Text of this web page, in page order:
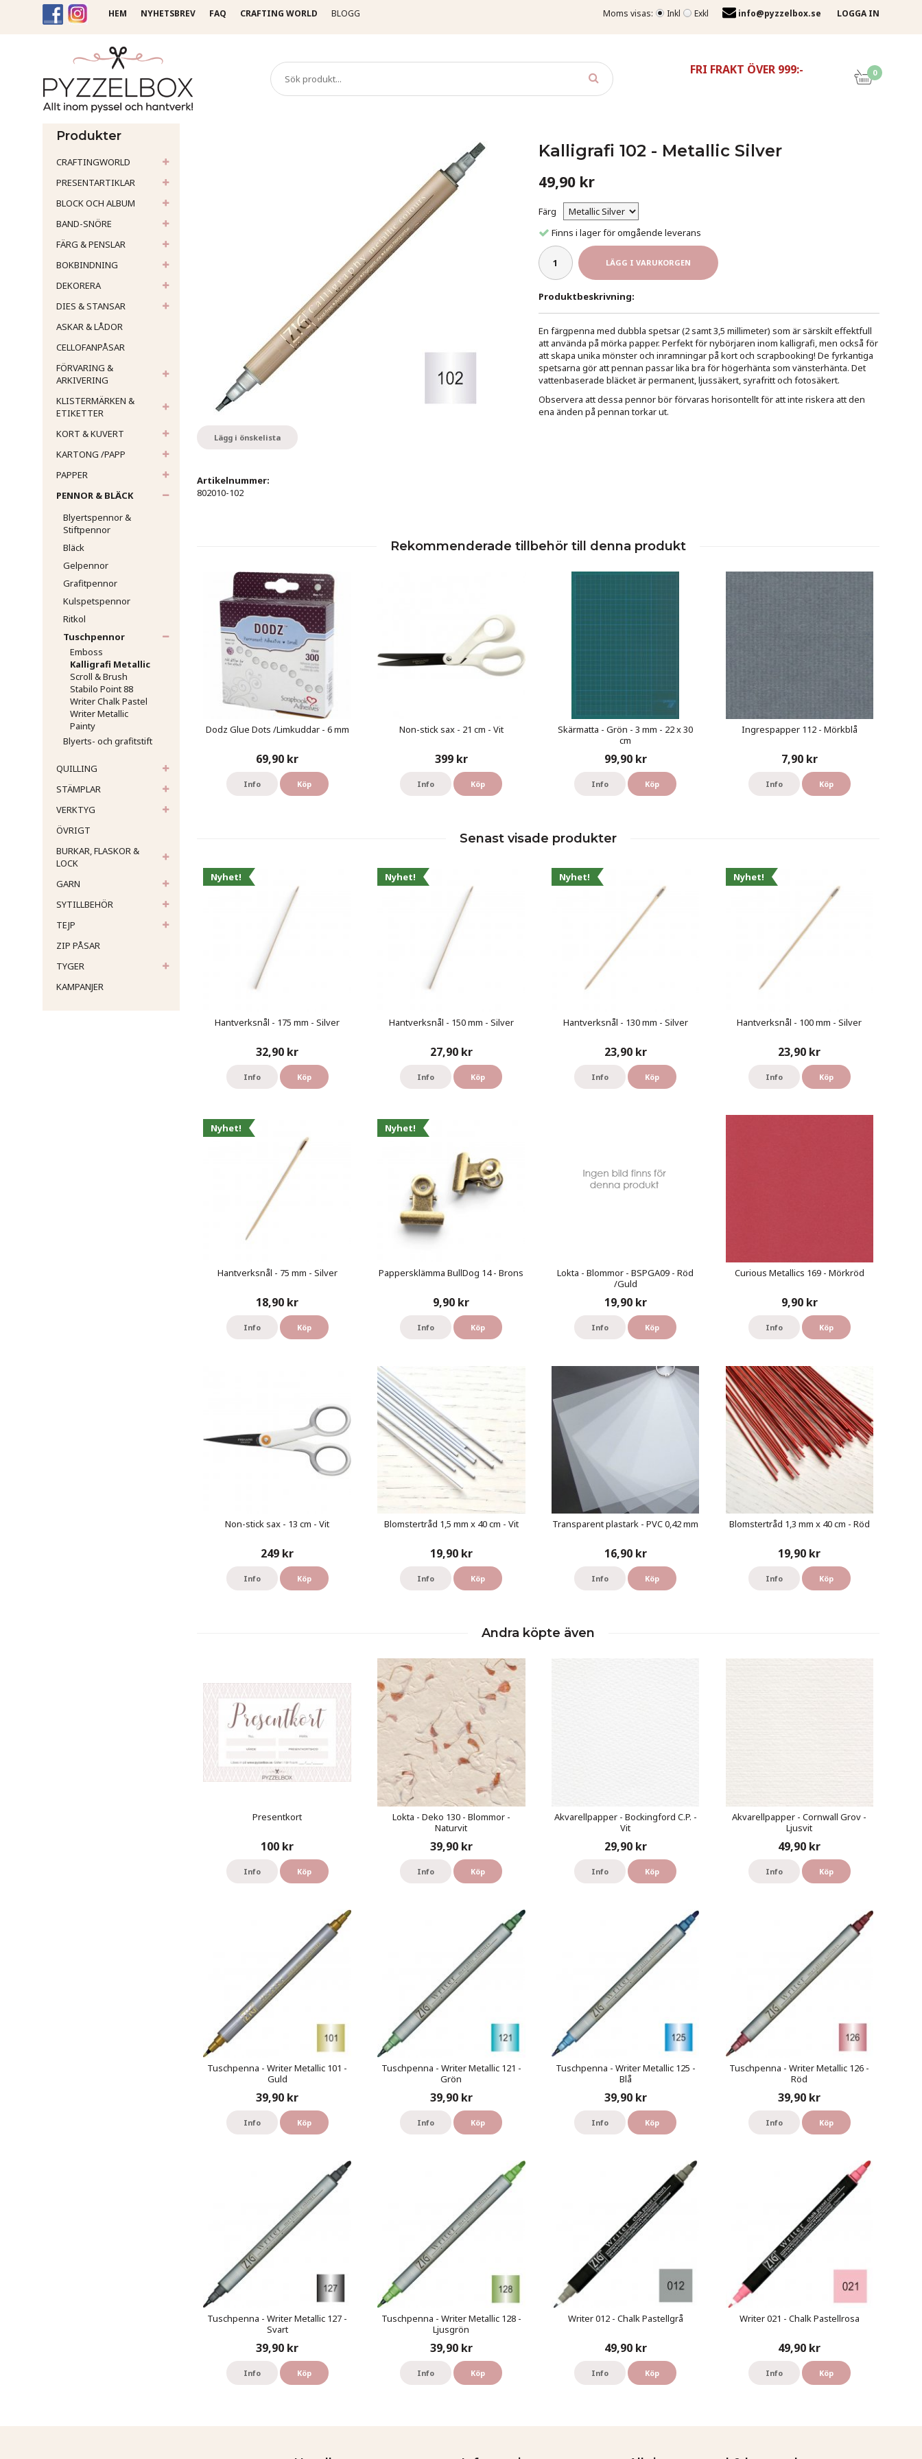
Moms visas: Inkl Exkl info@pyzzelbox.se LOGGA IN
HEM NYHETSBREV FAQ CRAFTING WORLD BLOGG
FRI FRAKT ÖVER 999:- 0
Produkter
CRAFTINGWORLD
PRESENTARTIKLAR
BLOCK OCH ALBUM
BAND-SNÖRE
FÄRG & PENSLAR
BOKBINDNING
DEKORERA
DIES & STANSAR
ASKAR & LÅDOR
CELLOFANPÅSAR
FÖRVARING &
ARKIVERING
KLISTERMÄRKEN &
ETIKETTER
KORT & KUVERT
KARTONG /PAPP
PAPPER
PENNOR & BLÄCK
Blyertspennor &
Stiftpennor
Bläck
Gelpennor
Grafitpennor
Kulspetspennor
Ritkol
Tuschpennor
Emboss
Kalligrafi Metallic
Scroll & Brush
Stabilo Point 88
Writer Chalk Pastel
Writer Metallic
Painty
Blyerts- och grafitstift
QUILLING
STÄMPLAR
VERKTYG
ÖVRIGT
BURKAR, FLASKOR &
LOCK
GARN
SYTILLBEHÖR
TEJP
ZIP PÅSAR
TYGER
KAMPANJER
Kalligrafi 102 - Metallic Silver
49,90 kr
Färg
Finns i lager för omgående leverans
LÄGG I VARUKORGEN
Produktbeskrivning:
En färgpenna med dubbla spetsar (2 samt 3,5 millimeter) som är särskilt effektfull
att använda på mörka papper. Perfekt för nybörjaren inom kalligrafi, men också för
att skapa unika mönster och inramningar på kort och scrapbooking! De fyrkantiga
spetsarna gör att pennan passar lika bra för högerhänta som vänsterhänta. Det
vattenbaserade bläcket är permanent, ljussäkert, syrafritt och fotosäkert.
Observera att dessa pennor bör förvaras horisontellt för att inte riskera att den
ena änden på pennan torkar ut.
Lägg i önskelista
Artikelnummer:
802010-102
Rekommenderade tillbehör till denna produkt
Dodz Glue Dots /Limkuddar - 6 mm
69,90 kr
Info Köp
Non-stick sax - 21 cm - Vit
399 kr
Info Köp
Skärmatta - Grön - 3 mm - 22 x 30
cm
99,90 kr
Info Köp
Ingrespapper 112 - Mörkblå
7,90 kr
Info Köp
Senast visade produkter
Nyhet!
Hantverksnål - 175 mm - Silver
32,90 kr
Info Köp
Nyhet!
Hantverksnål - 150 mm - Silver
27,90 kr
Info Köp
Nyhet!
Hantverksnål - 130 mm - Silver
23,90 kr
Info Köp
Nyhet!
Hantverksnål - 100 mm - Silver
23,90 kr
Info Köp
Nyhet!
Hantverksnål - 75 mm - Silver
18,90 kr
Info Köp
Nyhet!
Pappersklämma BullDog 14 - Brons
9,90 kr
Info Köp
Lokta - Blommor - BSPGA09 - Röd
/Guld
19,90 kr
Info Köp
Curious Metallics 169 - Mörkröd
9,90 kr
Info Köp
Non-stick sax - 13 cm - Vit
249 kr
Info Köp
Blomstertråd 1,5 mm x 40 cm - Vit
19,90 kr
Info Köp
Transparent plastark - PVC 0,42 mm
16,90 kr
Info Köp
Blomstertråd 1,3 mm x 40 cm - Röd
19,90 kr
Info Köp
Andra köpte även
Presentkort
100 kr
Info Köp
Lokta - Deko 130 - Blommor -
Naturvit
39,90 kr
Info Köp
Akvarellpapper - Bockingford C.P. -
Vit
29,90 kr
Info Köp
Akvarellpapper - Cornwall Grov -
Ljusvit
49,90 kr
Info Köp
Tuschpenna - Writer Metallic 101 -
Guld
39,90 kr
Info Köp
Tuschpenna - Writer Metallic 121 -
Grön
39,90 kr
Info Köp
Tuschpenna - Writer Metallic 125 -
Blå
39,90 kr
Info Köp
Tuschpenna - Writer Metallic 126 -
Röd
39,90 kr
Info Köp
Tuschpenna - Writer Metallic 127 -
Svart
39,90 kr
Info Köp
Tuschpenna - Writer Metallic 128 -
Ljusgrön
39,90 kr
Info Köp
Writer 012 - Chalk Pastellgrå
49,90 kr
Info Köp
Writer 021 - Chalk Pastellrosa
49,90 kr
Info Köp